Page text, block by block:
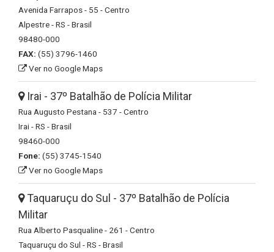
Avenida Farrapos - 55 - Centro
Alpestre - RS - Brasil
98480-000
FAX: (55) 3796-1460
Ver no Google Maps
Irai - 37º Batalhão de Polícia Militar
Rua Augusto Pestana - 537 - Centro
Irai - RS - Brasil
98460-000
Fone: (55) 3745-1540
Ver no Google Maps
Taquaruçu do Sul - 37º Batalhão de Polícia
Militar
Rua Alberto Pasqualine - 261 - Centro
Taquaruçu do Sul - RS - Brasil